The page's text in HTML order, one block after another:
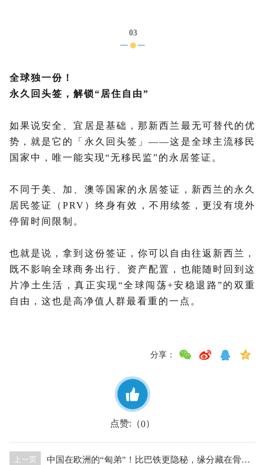
03
全球独一份！
永久回头签，解锁“居住自由”
如果说安全、宜居是基础，那新西兰最无可替代的优
势，就是它的「永久回头签」——这是全球主流移民
国家中，唯一能实现“无移民监”的永居签证。
不同于美、加、澳等国家的永居签证，新西兰的永久
居民签证（PRV）终身有效，不用续签，更没有境外
停留时间限制。
也就是说，拿到这份签证，你可以自由往返新西兰，
既不影响全球商务出行、资产配置，也能随时回到这
片净土生活，真正实现“全球闯荡+安稳退路”的双重
自由，这也是高净值人群最看重的一点。
分享：
点赞:（0）
上一页 中国在欧洲的“匈弟”！比巴铁更隐秘，缘分藏在骨子里